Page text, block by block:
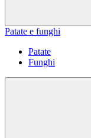
Patate e funghi
Patate
Funghi